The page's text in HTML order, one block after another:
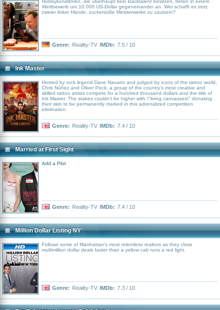
Hobbykonditoren, die überhaupt kein Backtalent besitzen, treten in einem
Wettbewerb um 10 000 US-Dollar gegeneinander an. Wer schafft es trotz
zweier linker Hände, zuckersüße Meisterwerke zu zaubern?
Genre: Reality-TV IMDb: 7.5 / 10
Ink Master
Hosted by rock legend Dave Navarro and judged by icons of the tattoo world,
Chris Núñez and Oliver Peck, a group of the country's most creative and
skilled tattoo artists compete for a hundred thousand dollars and the title of
Ink Master. The stakes couldn't be higher with \"living canvasses\" donating
their skin to be permanently marked in this adrenalized competition
elimination.
Genre: Reality-TV IMDb: 7.4 / 10
Married at First Sight
Add a Plot
Genre: Reality-TV IMDb: 7.4 / 10
Million Dollar Listing NY
Follows some of Manhattan's most relentless realtors as they close
multimillion dollar deals faster than a yellow cab runs a red light.
Genre: Reality-TV IMDb: 7.3 / 10